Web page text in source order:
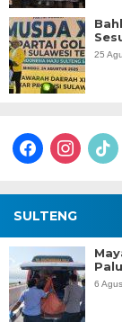
25
facebookinstagram
tiktok
SULTENG
6